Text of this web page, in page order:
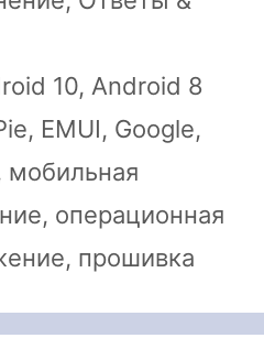
10, Android 8
, EMUI, Google,
мобильная
, операционная
, прошивка